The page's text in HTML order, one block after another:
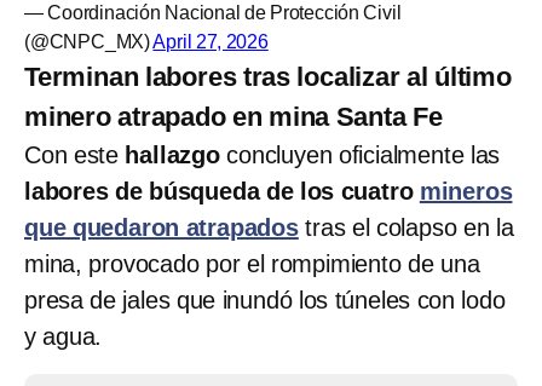
— Coordinación Nacional de Protección Civil
(@CNPC_MX)April 27, 2026
Terminan labores tras localizar al último
minero atrapado en mina Santa Fe
Con este hallazgoconcluyen oficialmente las
labores de búsqueda de los cuatro mineros
que quedaron atrapadostras el colapso en la
mina, provocado por el rompimiento de una
presa de jales que inundó los túneles con lodo
y agua.